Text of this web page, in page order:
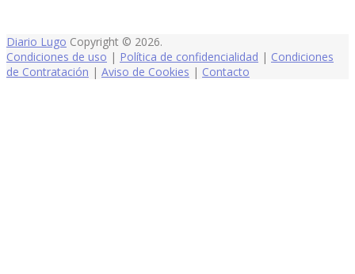
Diario Lugo Copyright © 2026.
Condiciones de uso | Política de confidencialidad | Condiciones
de Contratación | Aviso de Cookies | Contacto